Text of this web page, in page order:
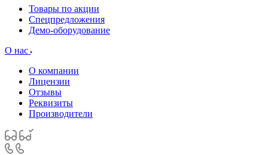
Товары по акции
Спецпредложения
Демо-оборудование
О нас
О компании
Лицензии
Отзывы
Реквизиты
Производители